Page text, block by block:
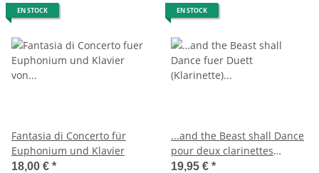
EN STOCK
Fantasia di Concerto für
Euphonium und Klavier
18,00 € *
EN STOCK
...and the Beast shall Dance
pour deux clarinettes
basses
19,95 € *